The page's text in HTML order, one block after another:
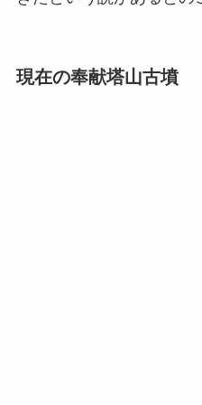
現在の奉献塔山古墳